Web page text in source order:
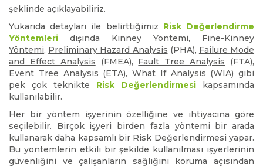
şeklinde açıklayabiliriz.
Yukarıda detayları ile belirttiğimiz Risk Değerlendirme
Yöntemleri dışında Kinney Yöntemi, Fine-Kinney
Yöntemi, Preliminary Hazard Analysis (PHA), Failure Mode
and Effect Analysis (FMEA), Fault Tree Analysis (FTA),
Event Tree Analysis (ETA), What If Analysis (WIA) gibi
pek çok teknikte Risk Değerlendirmesi kapsamında
kullanılabilir.
Her bir yöntem işyerinin özelliğine ve ihtiyacına göre
seçilebilir. Birçok işyeri birden fazla yöntemi bir arada
kullanarak daha kapsamlı bir Risk Değerlendirmesi yapar.
Bu yöntemlerin etkili bir şekilde kullanılması işyerlerinin
güvenliğini ve çalışanların sağlığını koruma açısından